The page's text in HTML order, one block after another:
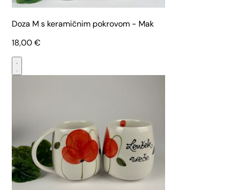
Doza M s keramičnim pokrovom - Mak
18,00€